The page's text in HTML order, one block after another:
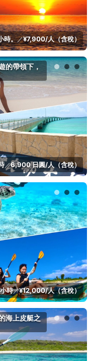
時。／¥7,900/人（含稅）
的帶領下，
／6,900 日圓/人（含稅）
時／¥12,000/人（含稅）
海上皮艇之